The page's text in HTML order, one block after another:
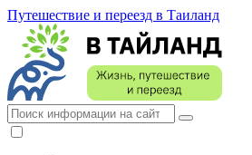
Путешествие и переезд в Таиланд